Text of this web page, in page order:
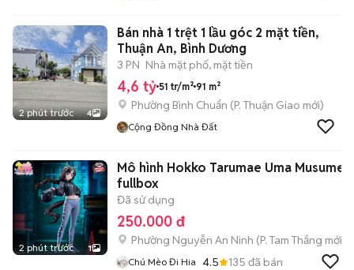
2 phút trước 4
Bán nhà 1 trệt 1 lầu góc 2 mặt tiền,
Thuận An, Bình Dương
3 PN Nhà mặt phố, mặt tiền
4,6 tỷ 51 tr/m² 91 m²
Phường Bình Chuẩn (P. Thuận Giao mới)
Cộng Đồng Nhà Đất
2 phút trước 1
Mô hình Hokko Tarumae Uma Musume
fullbox
Đã sử dụng
250.000 đ
Phường Nguyễn An Ninh (P. Tam Thắng mới)
Chú Mèo Đi Hia 4.5 135 đã bán